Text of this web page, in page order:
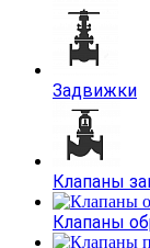
Задвижки
Клапаны
Клапаны